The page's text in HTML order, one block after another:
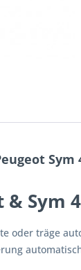
Sym
Sym
oder träge